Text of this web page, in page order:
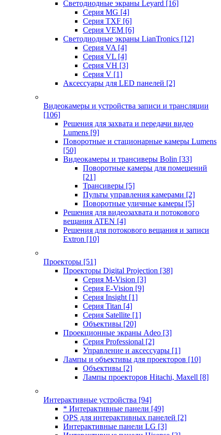
Светодиодные экраны Leyard [16]
Серия MG [4]
Серия TXF [6]
Серия VEM [6]
Светодиодные экраны LianTronics [12]
Серия VA [4]
Серия VL [4]
Серия VH [3]
Серия V [1]
Аксессуары для LED панелей [2]
Видеокамеры и устройства записи и трансляции
[106]
Решения для захвата и передачи видео
Lumens [9]
Поворотные и стационарные камеры Lumens
[50]
Видеокамеры и трансиверы Bolin [33]
Поворотные камеры для помещений
[21]
Трансиверы [5]
Пульты управления камерами [2]
Поворотные уличные камеры [5]
Решения для видеозахвата и потокового
вещания ATEN [4]
Решения для потокового вещания и записи
Extron [10]
Проекторы [51]
Проекторы Digital Projection [38]
Серия M-Vision [3]
Серия E-Vision [9]
Серия Insight [1]
Серия Titan [4]
Серия Satellite [1]
Объективы [20]
Проекционные экраны Adeo [3]
Серия Professional [2]
Управление и аксессуары [1]
Лампы и объективы для проекторов [10]
Объективы [2]
Лампы проекторов Hitachi, Maxell [8]
Интерактивные устройства [94]
* Интерактивные панели [49]
OPS для интерактивных панелей [2]
Интерактивные панели LG [3]